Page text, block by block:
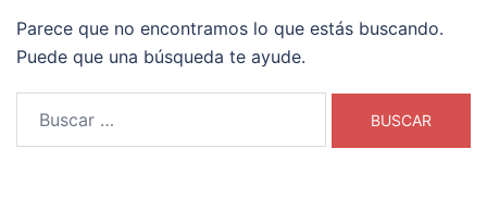
Parece que no encontramos lo que estás buscando.
Puede que una búsqueda te ayude.